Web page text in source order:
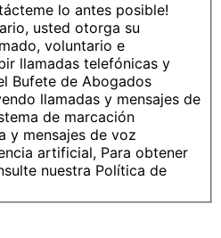
lo antes posible!
usted otorga su
voluntario e
llamadas telefónicas y
Bufete de Abogados
llamadas y mensajes de
de marcación
y mensajes de voz
artificial, Para obtener
nuestra Política de